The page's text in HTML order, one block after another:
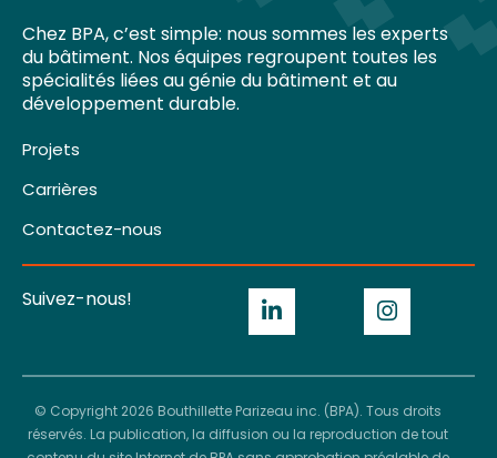
Chez BPA, c’est simple: nous sommes les experts
du bâtiment. Nos équipes regroupent toutes les
spécialités liées au génie du bâtiment et au
développement durable.
Projets
Carrières
Contactez-nous
Suivez-nous!
© Copyright 2026 Bouthillette Parizeau inc. (BPA). Tous droits
réservés. La publication, la diffusion ou la reproduction de tout